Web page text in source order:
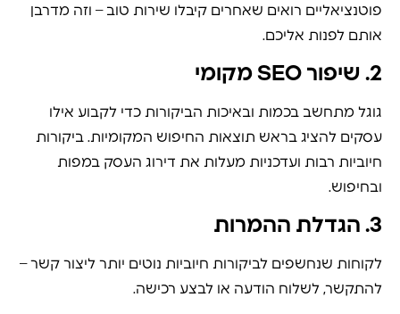
פוטנציאליים רואים שאחרים קיבלו שירות טוב – וזה מדרבן
אותם לפנות אליכם.
2. שיפור SEO מקומי
גוגל מתחשב בכמות ובאיכות הביקורות כדי לקבוע אילו
עסקים להציג בראש תוצאות החיפוש המקומיות. ביקורות
חיוביות רבות ועדכניות מעלות את דירוג העסק במפות
ובחיפוש.
3. הגדלת ההמרות
לקוחות שנחשפים לביקורות חיוביות נוטים יותר ליצור קשר –
להתקשר, לשלוח הודעה או לבצע רכישה.